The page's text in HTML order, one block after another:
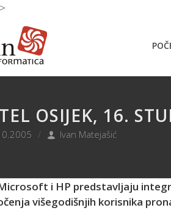
OSIJEK, 16.
Ivan Matejašić
i HP predstavljaju
višegodišnjih korisnika